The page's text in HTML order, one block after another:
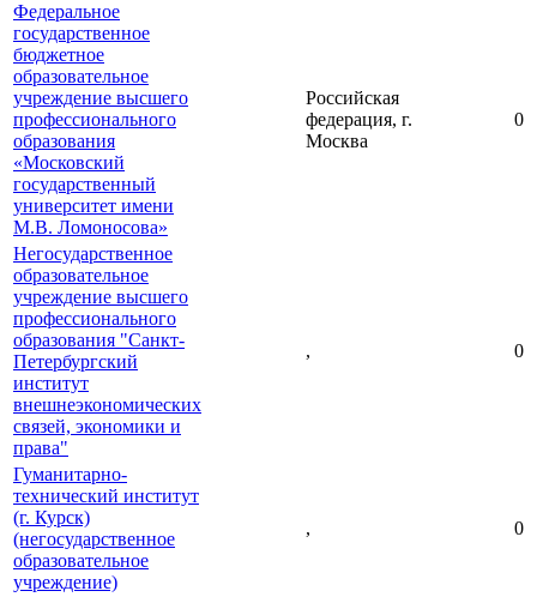
Федеральное
государственное
бюджетное
образовательное
учреждение высшего
профессионального
образования
«Московский
государственный
университет имени
М.В. Ломоносова»
Российская
федерация, г.
Москва
0
Негосударственное
образовательное
учреждение высшего
профессионального
образования "Санкт-
Петербургский
институт
внешнеэкономических
связей, экономики и
права"
, 0
Гуманитарно-
технический институт
(г. Курск)
(негосударственное
образовательное
учреждение)
, 0